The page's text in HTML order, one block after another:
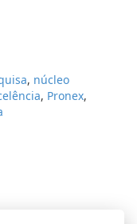
, núcleo
, Pronex,